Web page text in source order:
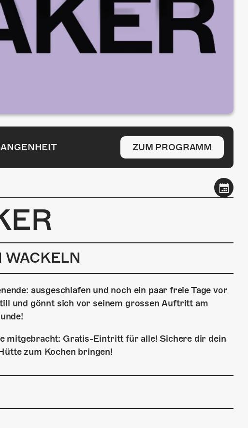
ZUM PROGRAMM
ausgeschlafen und noch ein paar freie Tage vor
und gönnt sich vor seinem grossen Auftritt am
mitgebracht: Gratis-Eintritt für alle! Sichere dir dein
zum Kochen bringen!